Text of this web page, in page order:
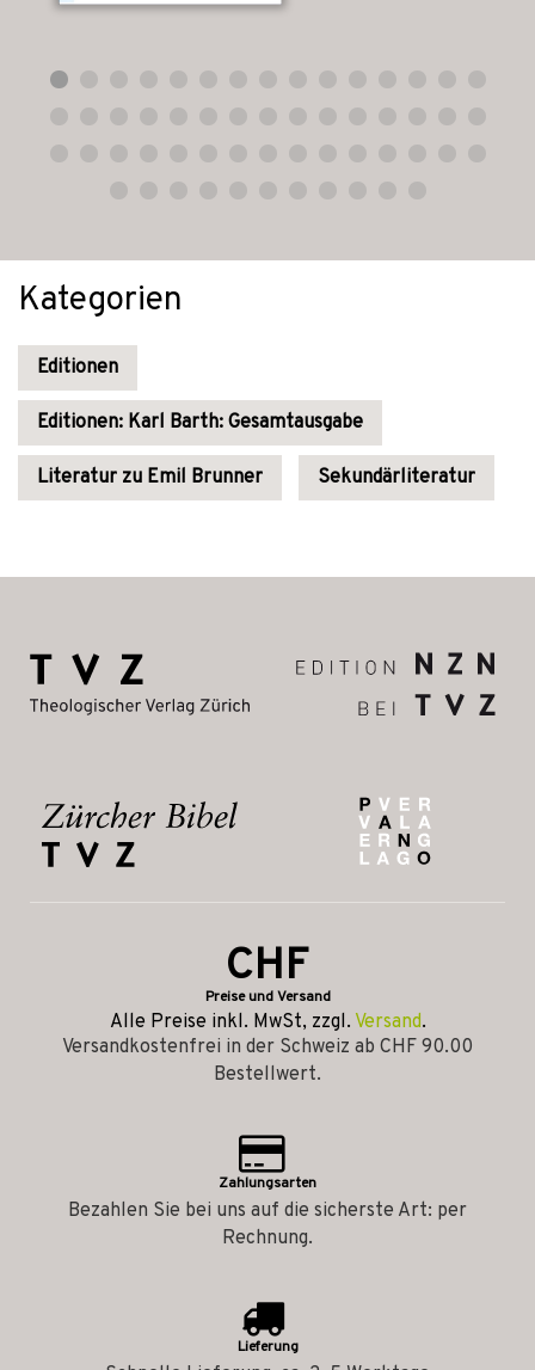
Kategorien
Editionen
Editionen: Karl Barth: Gesamtausgabe
Literatur zu Emil Brunner Sekundärliteratur
CHF
Preise und Versand
Alle Preise inkl. MwSt, zzgl. Versand.
Versandkostenfrei in der Schweiz ab CHF 90.00
Bestellwert.
Zahlungsarten
Bezahlen Sie bei uns auf die sicherste Art: per
Rechnung.
Lieferung